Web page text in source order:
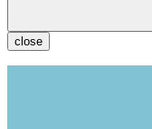
close